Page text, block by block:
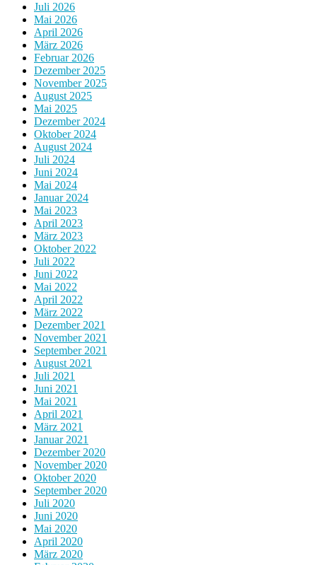
Juli 2026
Mai 2026
April 2026
März 2026
Februar 2026
Dezember 2025
November 2025
August 2025
Mai 2025
Dezember 2024
Oktober 2024
August 2024
Juli 2024
Juni 2024
Mai 2024
Januar 2024
Mai 2023
April 2023
März 2023
Oktober 2022
Juli 2022
Juni 2022
Mai 2022
April 2022
März 2022
Dezember 2021
November 2021
September 2021
August 2021
Juli 2021
Juni 2021
Mai 2021
April 2021
März 2021
Januar 2021
Dezember 2020
November 2020
Oktober 2020
September 2020
Juli 2020
Juni 2020
Mai 2020
April 2020
März 2020